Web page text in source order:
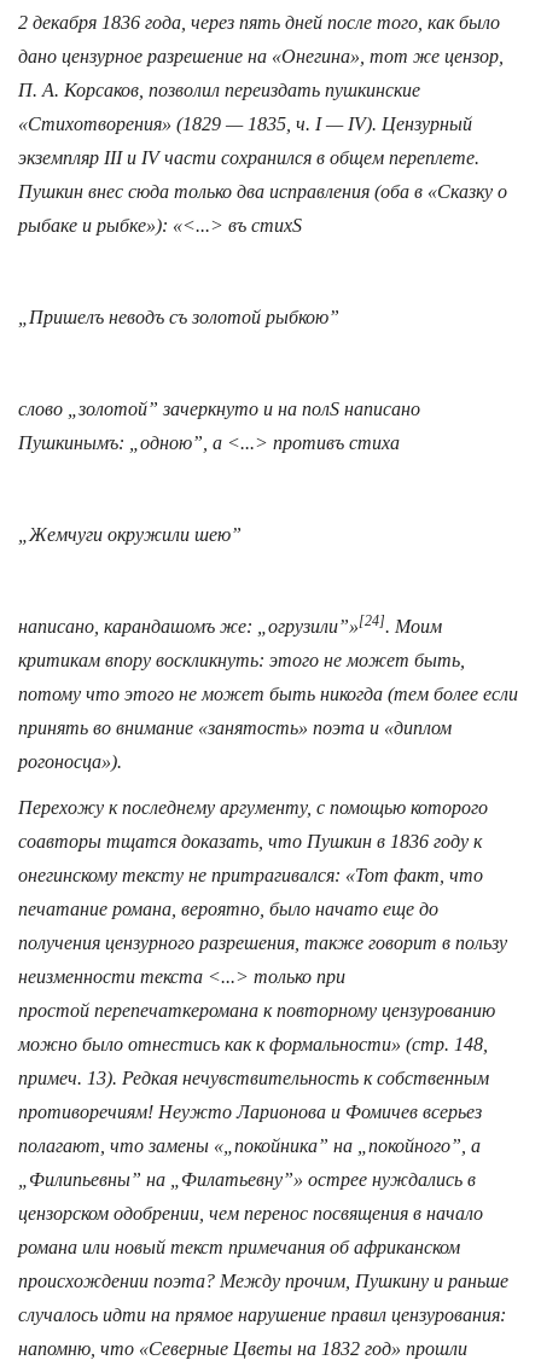
2 декабря 1836 года, через пять дней после того, как было
дано цензурное разрешение на «Онегина», тот же цензор,
П. А. Корсаков, позволил переиздать пушкинские
«Стихотворения» (1829 — 1835, ч. I — IV). Цензурный
экземпляр III и IV части сохранился в общем переплете.
Пушкин внес сюда только два исправления (оба в «Сказку о
рыбаке и рыбке»): «<...> въ стихЅ
„Пришелъ неводъ съ золотой рыбкою”
слово „ золотой” зачеркнуто и на полЅ написано
Пушкинымъ: „одною”, а <...> противъ стиха
„Жемчуги окружили шею”
написано, карандашомъ же: „огрузили”»[24]. Моим
критикам впору воскликнуть: этого не может быть,
потому что этого не может быть никогда (тем более если
принять во внимание «занятость» поэта и «диплом
рогоносца»).
Перехожу к последнему аргументу, с помощью которого
соавторы тщатся доказать, что Пушкин в 1836 году к
онегинскому тексту не притрагивался: «Тот факт, что
печатание романа, вероятно, было начато еще до
получения цензурного разрешения, также говорит в пользу
неизменности текста <...> только при
простой перепечаткеромана к повторному цензурованию
можно было отнестись как к формальности» (стр. 148,
примеч. 13). Редкая нечувствительность к собственным
противоречиям! Неужто Ларионова и Фомичев всерьез
полагают, что замены «„покойника” на „покойного”, а
„Филипьевны” на „Филатьевну”» острее нуждались в
цензорском одобрении, чем перенос посвящения в начало
романа или новый текст примечания об африканском
происхождении поэта? Между прочим, Пушкину и раньше
случалось идти на прямое нарушение правил цензурования:
напомню, что «Северные Цветы на 1832 год» прошли